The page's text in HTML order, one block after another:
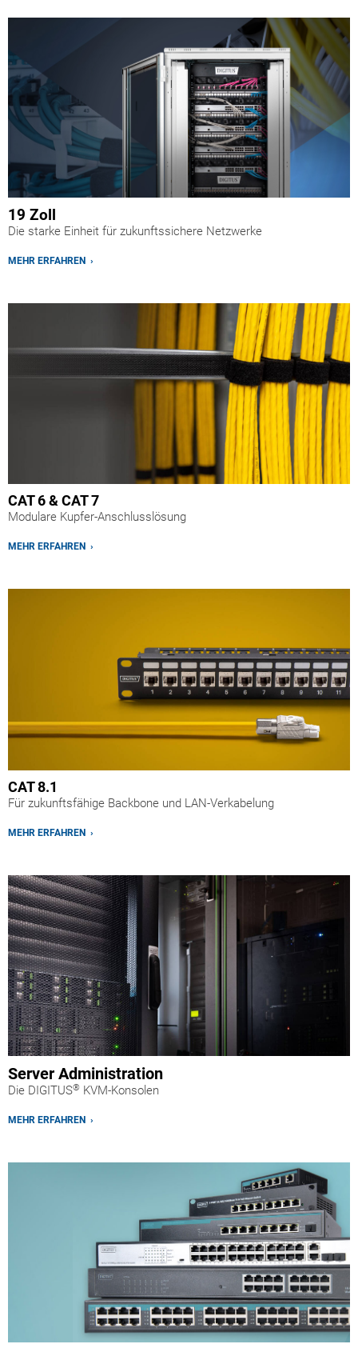
19 Zoll
Die starke Einheit für zukunftssichere Netzwerke
MEHR ERFAHREN ›
CAT 6 & CAT 7
Modulare Kupfer-Anschlusslösung
MEHR ERFAHREN ›
CAT 8.1
Für zukunftsfähige Backbone und LAN-Verkabelung
MEHR ERFAHREN ›
Server Administration
Die DIGITUS® KVM-Konsolen
MEHR ERFAHREN ›